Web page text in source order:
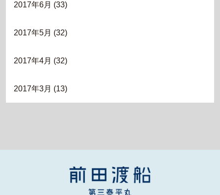
2017年6月 (33)
2017年5月 (32)
2017年4月 (32)
2017年3月 (13)